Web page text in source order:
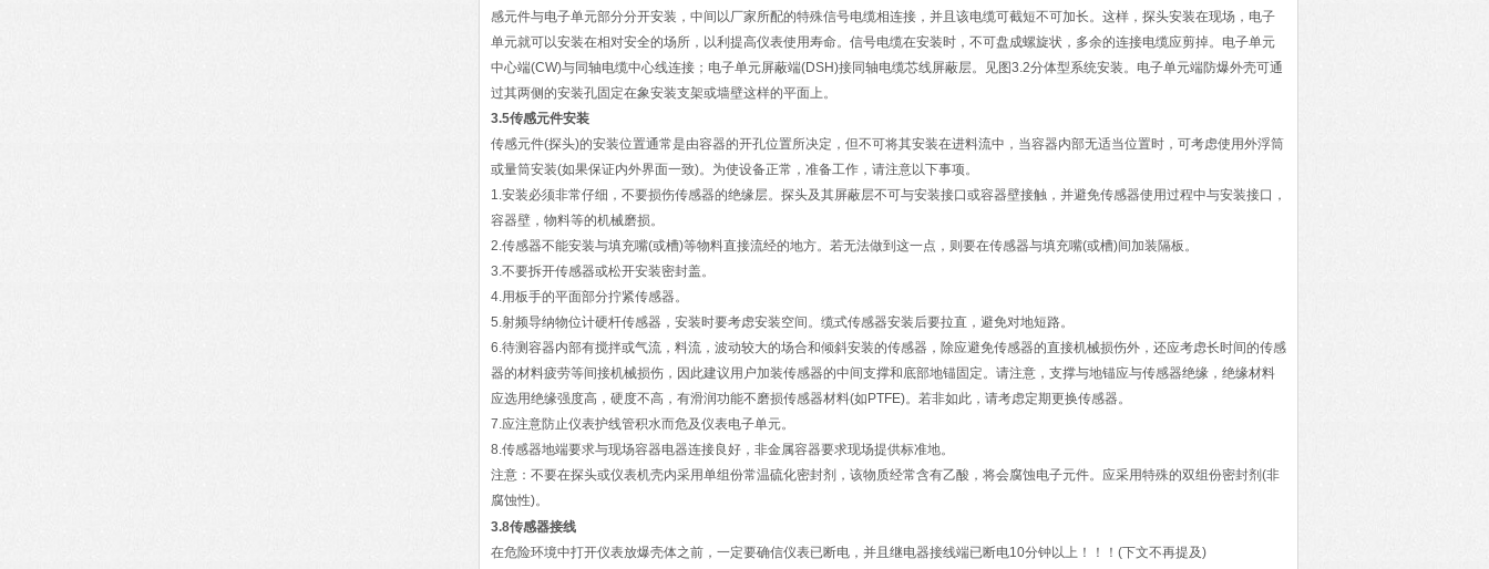
感元件与电子单元部分分开安装，中间以厂家所配的特殊信号电缆相连接，并且该电缆可截短不可加长。这样，探头安装在现场，电子
单元就可以安装在相对安全的场所，以利提高仪表使用寿命。信号电缆在安装时，不可盘成螺旋状，多余的连接电缆应剪掉。电子单元
中心端(CW)与同轴电缆中心线连接；电子单元屏蔽端(DSH)接同轴电缆芯线屏蔽层。见图3.2分体型系统安装。电子单元端防爆外壳可通
过其两侧的安装孔固定在象安装支架或墙壁这样的平面上。
3.5传感元件安装
传感元件(探头)的安装位置通常是由容器的开孔位置所决定，但不可将其安装在进料流中，当容器内部无适当位置时，可考虑使用外浮筒
或量筒安装(如果保证内外界面一致)。为使设备正常，准备工作，请注意以下事项。
1.安装必须非常仔细，不要损伤传感器的绝缘层。探头及其屏蔽层不可与安装接口或容器壁接触，并避免传感器使用过程中与安装接口，
容器壁，物料等的机械磨损。
2.传感器不能安装与填充嘴(或槽)等物料直接流经的地方。若无法做到这一点，则要在传感器与填充嘴(或槽)间加装隔板。
3.不要拆开传感器或松开安装密封盖。
4.用板手的平面部分拧紧传感器。
5.射频导纳物位计硬杆传感器，安装时要考虑安装空间。缆式传感器安装后要拉直，避免对地短路。
6.待测容器内部有搅拌或气流，料流，波动较大的场合和倾斜安装的传感器，除应避免传感器的直接机械损伤外，还应考虑长时间的传感
器的材料疲劳等间接机械损伤，因此建议用户加装传感器的中间支撑和底部地锚固定。请注意，支撑与地锚应与传感器绝缘，绝缘材料
应选用绝缘强度高，硬度不高，有滑润功能不磨损传感器材料(如PTFE)。若非如此，请考虑定期更换传感器。
7.应注意防止仪表护线管积水而危及仪表电子单元。
8.传感器地端要求与现场容器电器连接良好，非金属容器要求现场提供标准地。
注意：不要在探头或仪表机壳内采用单组份常温硫化密封剂，该物质经常含有乙酸，将会腐蚀电子元件。应采用特殊的双组份密封剂(非
腐蚀性)。
3.8传感器接线
在危险环境中打开仪表放爆壳体之前，一定要确信仪表已断电，并且继电器接线端已断电10分钟以上！！！(下文不再提及)